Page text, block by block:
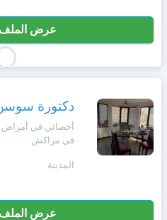
عرض
دكتورة
أخصائي في أمراض
في مراكش
المدينة
عرض